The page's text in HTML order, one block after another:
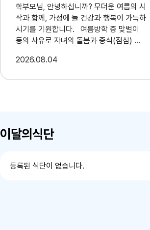
학부모님, 안녕하십니까? 무더운 여름의 시
작과 함께, 가정에 늘 건강과 행복이 가득하
시기를 기원합니다. 여름방학 중 맞벌이
등의 사유로 자녀의 돌봄과 중식(점심) 해
완주군(지자체) 주관으로 '틈새돌봄' 참여
청하고 참여할 수 있다는 점입니다. 우리
아이들이 안전하고 건강한 환경에서 방학
첨부된 안내자료를 보시고 도움이 필요한
2026 08.04
이달의식단
등록된 식단이 없습니다.